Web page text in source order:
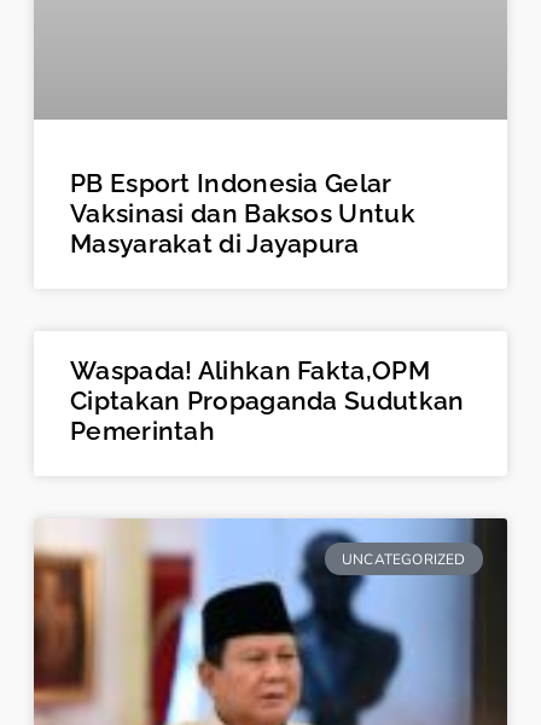
PB Esport Indonesia Gelar
Vaksinasi dan Baksos Untuk
Masyarakat di Jayapura
Waspada! Alihkan Fakta,OPM
Ciptakan Propaganda Sudutkan
Pemerintah
UNCATEGORIZED